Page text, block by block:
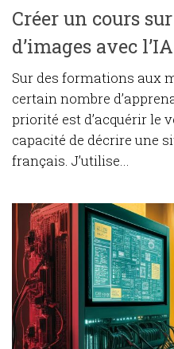
Créer un cours
d’images avec l’IA
Sur des formations aux
certain nombre
priorité est d’acquérir le
capacité de décrire une
français. J’utilise...